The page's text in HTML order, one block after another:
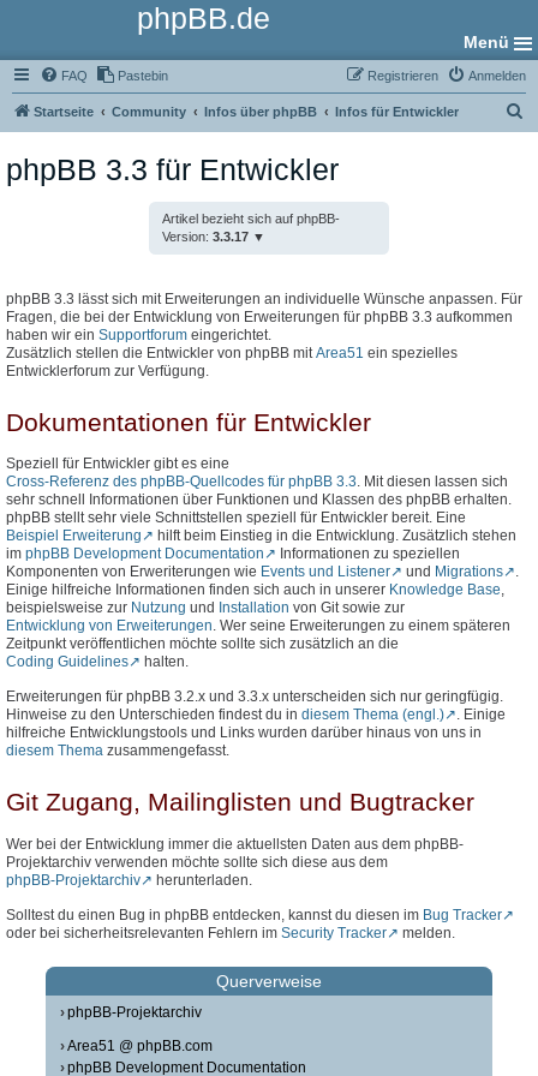
phpBB.de
Menü
FAQ Pastebin Anmelden
Registrieren
Startseite Community Infos über phpBB Infos für Entwickler
phpBB 3.3 für Entwickler
Artikel bezieht sich auf phpBB-
Version: 3.3.17
phpBB 3.3 lässt sich mit Erweiterungen an individuelle Wünsche anpassen. Für
Fragen, die bei der Entwicklung von Erweiterungen für phpBB 3.3 aufkommen
haben wir ein Supportforum eingerichtet.
Zusätzlich stellen die Entwickler von phpBB mit Area51 ein spezielles
Entwicklerforum zur Verfügung.
Dokumentationen für Entwickler
Speziell für Entwickler gibt es eine
Cross-Referenz des phpBB-Quellcodes für phpBB 3.3. Mit diesen lassen sich
sehr schnell Informationen über Funktionen und Klassen des phpBB erhalten.
phpBB stellt sehr viele Schnittstellen speziell für Entwickler bereit. Eine
Beispiel Erweiterung
hilft beim Einstieg in die Entwicklung. Zusätzlich stehen
im phpBB Development Documentation
Informationen zu speziellen
Komponenten von Erweriterungen wie Events und Listener und Migrations
.
Einige hilfreiche Informationen finden sich auch in unserer Knowledge Base,
beispielsweise zur Nutzung und Installation von Git sowie zur
Entwicklung von Erweiterungen. Wer seine Erweiterungen zu einem späteren
Zeitpunkt veröffentlichen möchte sollte sich zusätzlich an die
Coding Guidelines
halten.
Erweiterungen für phpBB 3.2.x und 3.3.x unterscheiden sich nur geringfügig.
Hinweise zu den Unterschieden findest du in diesem Thema (engl.)
. Einige
hilfreiche Entwicklungstools und Links wurden darüber hinaus von uns in
diesem Thema zusammengefasst.
Git Zugang, Mailinglisten und Bugtracker
Wer bei der Entwicklung immer die aktuellsten Daten aus dem phpBB-
Projektarchiv verwenden möchte sollte sich diese aus dem
phpBB-Projektarchiv
herunterladen.
Solltest du einen Bug in phpBB entdecken, kannst du diesen im Bug Tracker
oder bei sicherheitsrelevanten Fehlern im Security Tracker melden.
Querverweise
phpBB-Projektarchiv
Area51 @ phpBB.com
phpBB Development Documentation